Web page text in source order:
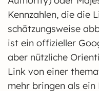
Kennzahlen, die die
schätzungsweise
ist ein offizieller
aber nützliche
Link von einer
mehr bringen als